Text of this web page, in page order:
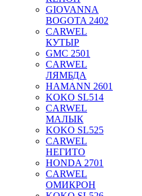
GIOVANNA
BOGOTA 2402
CARWEL
КУТЫР
GMC 2501
CARWEL
ЛЯМБДА
HAMANN 2601
KOKO SL514
CARWEL
МАЛЫК
KOKO SL525
CARWEL
НЕГИТО
HONDA 2701
CARWEL
ОМИКРОН